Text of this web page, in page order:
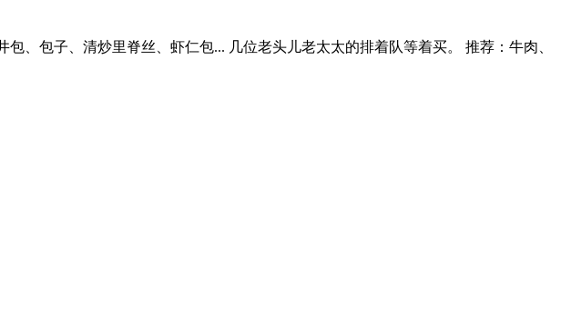
、包子、清炒里脊丝、虾仁包... 几位老头儿老太太的排着队等着买。 推荐：牛肉、